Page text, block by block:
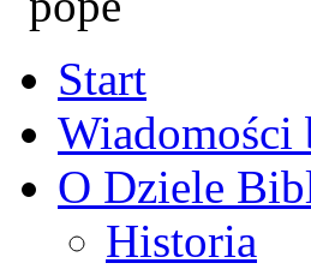
Start
O Dziele
Historia